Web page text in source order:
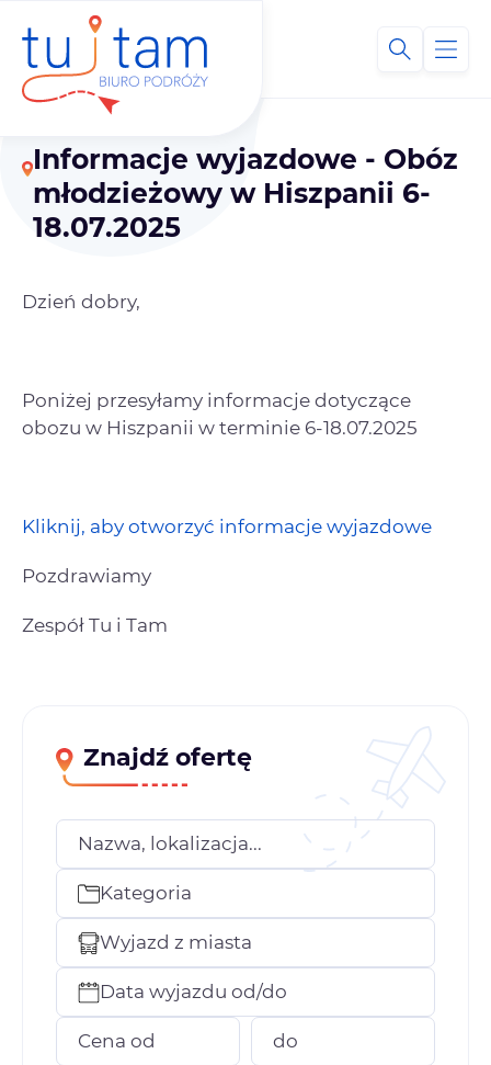
Informacje wyjazdowe - Obóz
młodzieżowy w Hiszpanii 6-
18.07.2025
Dzień dobry,
Poniżej przesyłamy informacje dotyczące
obozu w Hiszpanii w terminie 6-18.07.2025
Kliknij, aby otworzyć informacje wyjazdowe
Pozdrawiamy
Zespół Tu i Tam
Znajdź ofertę
Nazwa, lokalizacja...
Kategoria
Wyjazd z miasta
Data wyjazdu od/do
Cena od do